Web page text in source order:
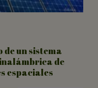
un sistema
de
espaciales